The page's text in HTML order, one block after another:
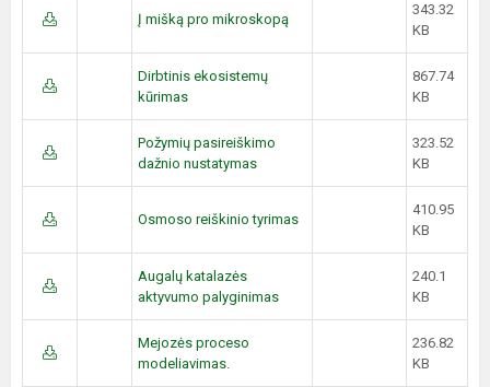
Į mišką pro mikroskopą
343.32
KB
Dirbtinis ekosistemų
kūrimas
867.74
KB
Požymių pasireiškimo
dažnio nustatymas
323.52
KB
Osmoso reiškinio tyrimas
410.95
KB
Augalų katalazės
aktyvumo palyginimas
240.1
KB
Mejozės proceso
modeliavimas.
236.82
KB